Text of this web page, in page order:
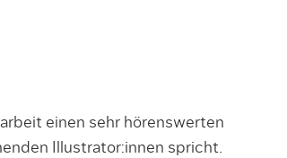
einen sehr hörenswerten
Illustrator:innen spricht.